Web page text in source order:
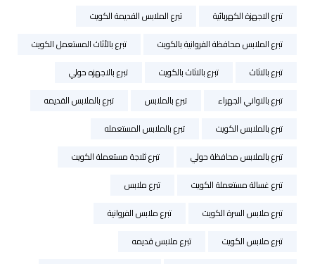
تبرع الاجهزة الكهربائية
تبرع الملابس القديمة الكويت
تبرع الملابس محافظة الفروانية بالكويت
تبرع بالأثاث المستعمل الكويت
تبرع بالاثاث
تبرع بالاثاث بالكويت
تبرع بالاجهزه حولي
تبرع بالاواني الجهراء
تبرع بالملابس
تبرع بالملابس القديمه
تبرع بالملابس الكويت
تبرع بالملابس المستعمله
تبرع بالملابس محافظة حولي
تبرع ثلاجة مستعملة الكويت
تبرع غسالة مستعملة الكويت
تبرع ملابس
تبرع ملابس السرة الكويت
تبرع ملابس الفروانية
تبرع ملابس الكويت
تبرع ملابس قديمه